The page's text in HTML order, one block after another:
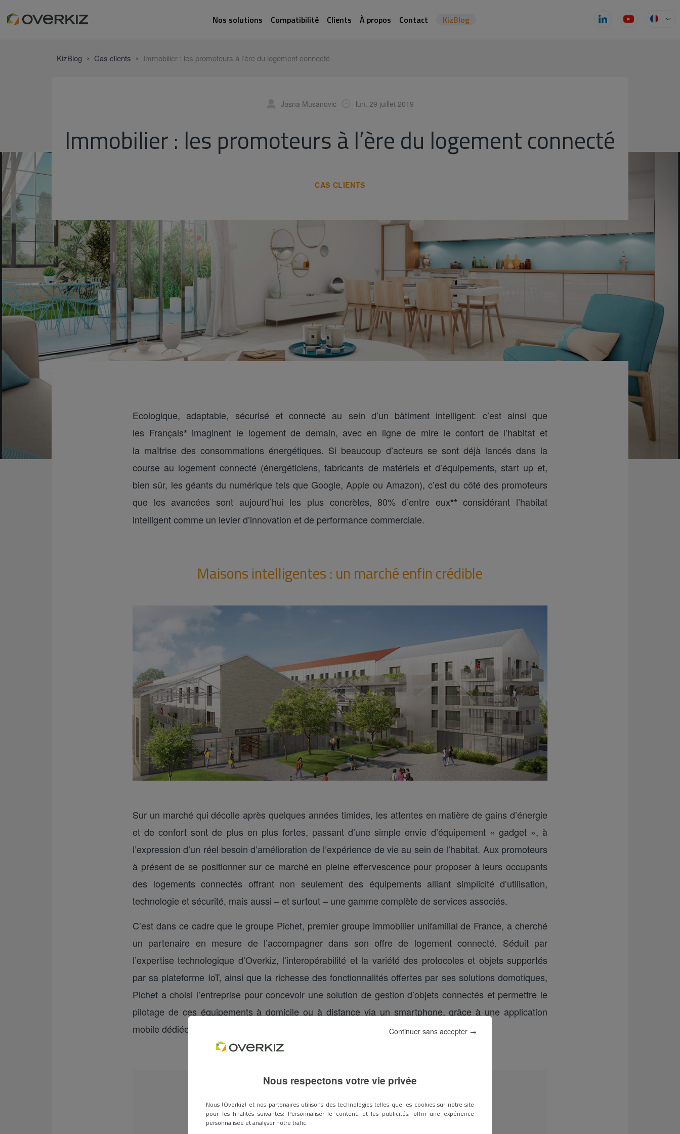
Nos solutions Compatibilité Clients À propos Contact KizBlog
KizBlog › Cas clients › Immobilier : les promoteurs à l’ère du logement connecté
Jasna Musanovic lun. 29 juillet 2019
Immobilier : les promoteurs à l’ère du logement connecté
CAS CLIENTS
Ecologique, adaptable, sécurisé et connecté au sein d’un bâtiment intelligent: c’est ainsi que
les Français*imaginent le logement de demain, avec en ligne de mire le confort de l’habitat et
la maîtrise des consommations énergétiques. Si beaucoup d’acteurs se sont déjà lancés dans la
course au logement connecté (énergéticiens, fabricants de matériels et d’équipements, start up et,
bien sûr, les géants du numérique tels que Google, Apple ou Amazon), c’est du côté des promoteurs
que les avancées sont aujourd’hui les plus concrètes, 80% d’entre eux**considérant l’habitat
intelligent comme un levier d’innovation et de performance commerciale.
Maisons intelligentes : un marché enfin crédible
Sur un marché qui décolle après quelques années timides, les attentes en matière de gains d’énergie
et de confort sont de plus en plus fortes, passant d’une simple envie d’équipement « gadget », à
l’expression d’un réel besoin d’amélioration de l’expérience de vie au sein de l’habitat. Aux promoteurs
à présent de se positionner sur ce marché en pleine effervescence pour proposer à leurs occupants
des logements connectés offrant non seulement des équipements alliant simplicité d’utilisation,
technologie et sécurité, mais aussi – et surtout – une gamme complète de services associés.
C’est dans ce cadre que le groupe Pichet, premier groupe immobilier unifamilial de France, a cherché
un partenaire en mesure de l’accompagner dans son offre de logement connecté. Séduit par
l’expertise technologique d’Overkiz, l’interopérabilité et la variété des protocoles et objets supportés
par sa plateforme IoT, ainsi que la richesse des fonctionnalités offertes par ses solutions domotiques,
Pichet a choisi l’entreprise pour concevoir une solution de gestion d’objets connectés et permettre le
pilotage de ces équipements à domicile ou à distance via un smartphone, grâce à une application
mobile dédiée.
Nous respectons votre vie privée
Nous (Overkiz) et nos partenaires utilisons des technologies telles que les cookies sur notre site
pour les finalités suivantes: Personnaliser le contenu et les publicités, offrir une expérience
personnalisée et analyser notre trafic.
Continuer sans accepter →